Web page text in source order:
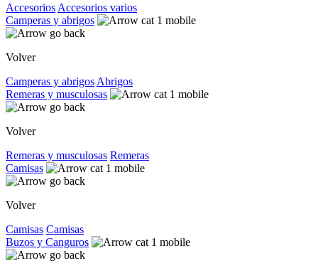
Accesorios Accesorios varios
Camperas y abrigos
Volver
Camperas y abrigos Abrigos
Remeras y musculosas
Volver
Remeras y musculosas Remeras
Camisas
Volver
Camisas Camisas
Buzos y Canguros